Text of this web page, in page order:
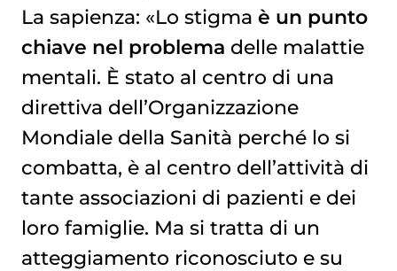
La sapienza: «Lo stigma è un punto
chiave nel problema delle malattie
mentali. È stato al centro di una
direttiva dell’Organizzazione
Mondiale della Sanità perché lo si
combatta, è al centro dell’attività di
tante associazioni di pazienti e dei
loro famiglie. Ma si tratta di un
atteggiamento riconosciuto e su